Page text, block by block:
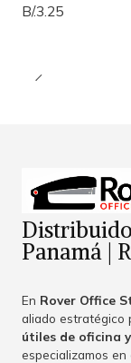
B/.3.25
Panamá |
En Rover Office
aliado estratégico
útiles de oficina
especializamos